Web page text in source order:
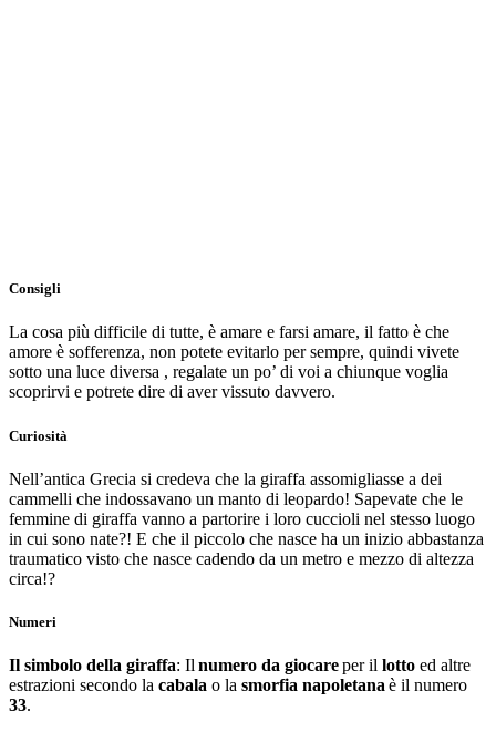
Consigli
La cosa più difficile di tutte, è amare e farsi amare, il fatto è che
amore è sofferenza, non potete evitarlo per sempre, quindi vivete
sotto una luce diversa , regalate un po’ di voi a chiunque voglia
scoprirvi e potrete dire di aver vissuto davvero.
Curiosità
Nell’antica Grecia si credeva che la giraffa assomigliasse a dei
cammelli che indossavano un manto di leopardo! Sapevate che le
femmine di giraffa vanno a partorire i loro cuccioli nel stesso luogo
in cui sono nate?! E che il piccolo che nasce ha un inizio abbastanza
traumatico visto che nasce cadendo da un metro e mezzo di altezza
circa!?
Numeri
Il simbolo della giraffa: Il numero da giocareper il lotto ed altre
estrazioni secondo la cabala o la smorfia napoletana è il numero
33.